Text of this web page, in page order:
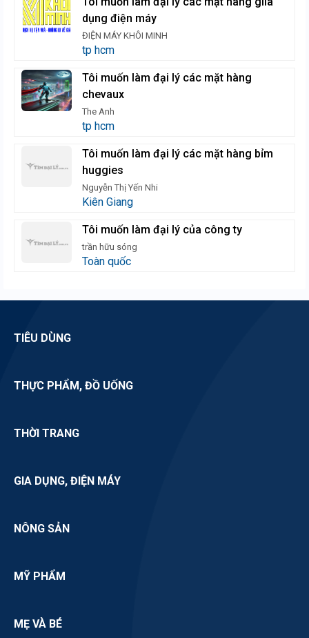
dụng điện máy
ĐIỆN MÁY KHÔI MINH
tp hcm
Tôi muốn làm đại lý các mặt hàng
chevaux
The Anh
tp hcm
Tôi muốn làm đại lý các mặt hàng bỉm
huggies
Nguyễn Thị Yến Nhi
Kiên Giang
Tôi muốn làm đại lý của công ty
trần hữu sóng
Toàn quốc
TIÊU DÙNG
THỰC PHẨM, ĐỒ UỐNG
THỜI TRANG
GIA DỤNG, ĐIỆN MÁY
NÔNG SẢN
MỸ PHẨM
MẸ VÀ BÉ